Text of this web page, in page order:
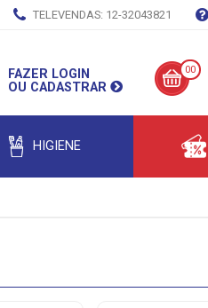
TELEVENDAS: 12-32043821
FAZER LOGIN
OU CADASTRAR
00
HIGIENE